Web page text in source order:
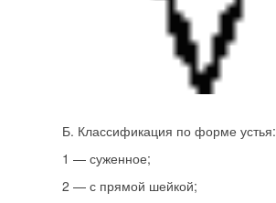
Б. Классификация по форме устья:
1 — суженное;
2 — с прямой шейкой;